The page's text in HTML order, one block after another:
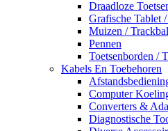
Draadloze
Grafische Tablet
Muizen /
Pennen
Toetsenborden /
Kabels En Toebehoren
Computer
Converters &
Diagnostische